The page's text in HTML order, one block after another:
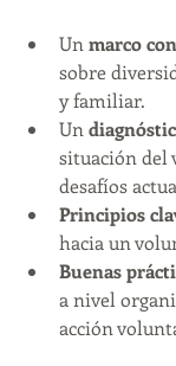
Un marco
sobre
y familiar.
Un
situación del
desafíos
Principios
hacia un
Buenas
a nivel
acción